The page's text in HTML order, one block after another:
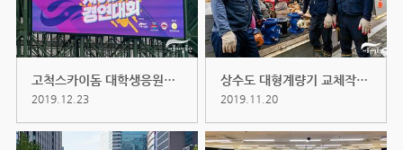
고척스카이돔 대학생응원단 치어리...
2019.12.23
상수도 대형계량기 교체작업 현장
2019.11.20